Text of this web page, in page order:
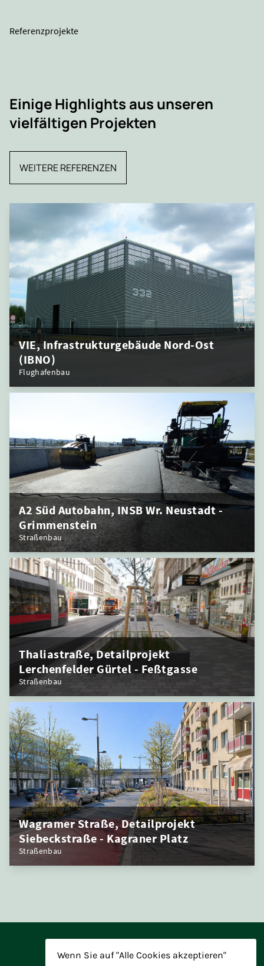
vielfältigen Projekten
WEITERE REFERENZEN
VIE, Infrastrukturgebäude Nord-Ost
(IBNO)
Flughafenbau
A2 Süd Autobahn, INSB Wr. Neustadt -
Grimmenstein
Straßenbau
Thaliastraße, Detailprojekt
Lerchenfelder Gürtel - Feßtgasse
Straßenbau
Wagramer Straße, Detailprojekt
Siebeckstraße - Kagraner Platz
Straßenbau
Wenn Sie auf "Alle Cookies akzeptieren"